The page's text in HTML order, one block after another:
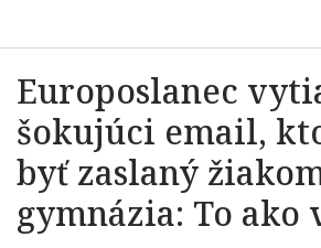
Europoslanec
šokujúci email,
byť zaslaný
gymnázia: To ako